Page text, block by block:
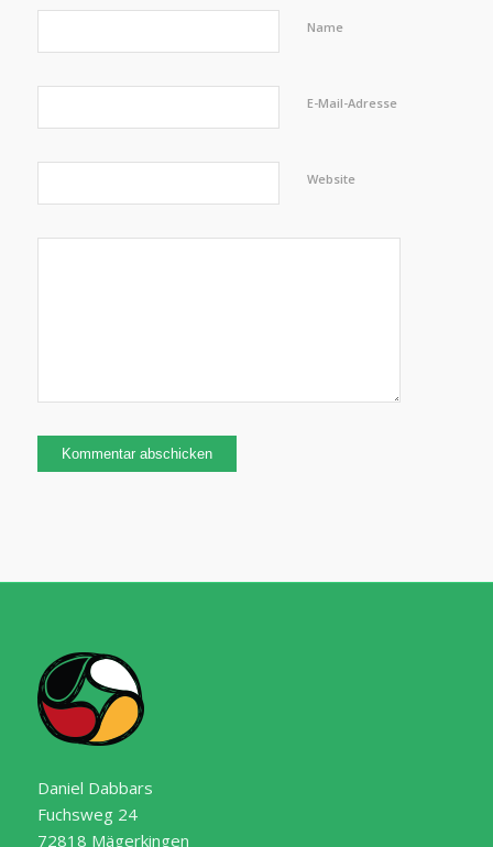
Name
E-Mail-Adresse
Website
Daniel Dabbars
Fuchsweg 24
72818 Mägerkingen